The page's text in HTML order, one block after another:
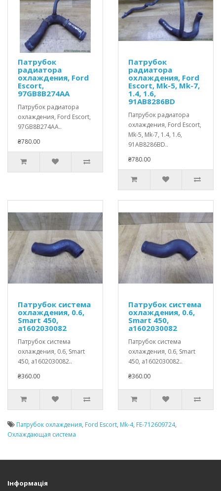
Патрубок
радиатора
охлаждения, Ford
Escort,
97GB8B274AA
Патрубок радиатора
охлаждения, Ford Escort,
97GB8B274AA..
₴780.00
Патрубок
радиатора
охлаждения, Ford
Escort, Mk-5, Mk-7,
1.4, 1.6,
91AB8286BD
Патрубок радиатора
охлаждения, Ford Escort,
Mk-5, Mk-7, 1.4, 1.6,
91AB8286BD..
₴780.00
Патрубок система
охлаждения, 0.6,
Smart 450,
a1602030082
Патрубок система
охлаждения, 0.6, Smart
450, a1602030082..
₴360.00
Патрубок система
охлаждения, 0.6,
Smart 450,
a1602030082
Патрубок система
охлаждения, 0.6, Smart
450, a1602030082..
₴360.00
Патрубок охлаждения, Ford Escort, Mk-4, FE-712609724,
Охлаждающая система
Інформація